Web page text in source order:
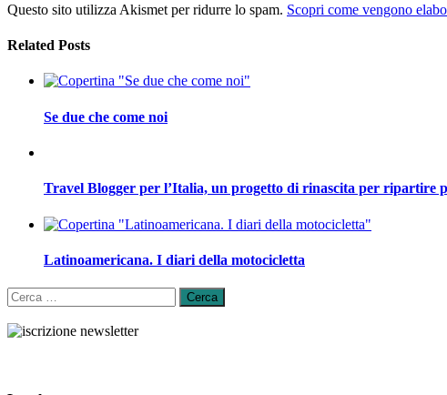
Questo sito utilizza Akismet per ridurre lo spam. Scopri come vengono
Related Posts
Se due che come noi
Travel Blogger per l’Italia, un progetto di rinascita per ripartire
Latinoamericana. I diari della motocicletta
Ricerca
per: